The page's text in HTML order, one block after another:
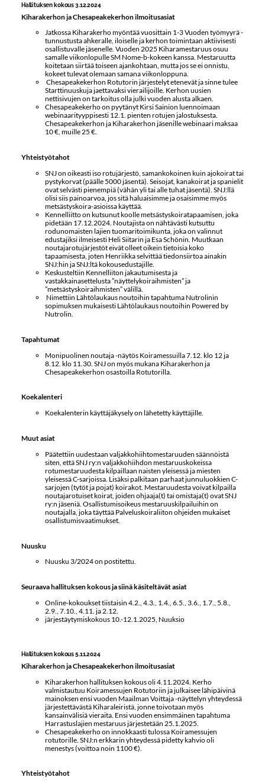
Hallituksen kokous 3.12.2024
Kiharakerhon ja Chesapeakekerhon ilmoitusasiat
Jatkossa Kiharakerho myöntää vuosittain 1-3 Vuoden työmyyrä -
tunnustusta ahkeralle, iloiselle ja kerhon toimintaan aktiivisesti
osallistuvalle jäsenelle. Vuoden 2025 Kiharamestaruus osuu
samalle viikonlopulle SM Nome-b-kokeen kanssa. Mestaruutta
koitetaan siirtää toiseen ajankohtaan, mutta jos se ei onnistu,
kokeet tulevat olemaan samana viikonloppuna.
Chesapeakekerhon Rotutorin järjestelyt etenevät ja sinne tulee
Starttinuuskuja jaettavaksi vierailijoille. Kerhon uusien
nettisivujen on tarkoitus olla julki vuoden alusta alkaen.
Chesapeakekerho on pyytänyt Kirsi Sainion luennoimaan
webinaarityyppisesti 12.1. pienten rotujen jalostuksesta.
Chesapeakekerhon ja Kiharakerhon jäsenille webinaari maksaa
10 €, muille 25 €.
Yhteistyötahot
SNJ on oikeasti iso rotujärjestö, samankokoinen kuin ajokoirat tai
pystykorvat (päälle 5000 jäsentä). Seisojat, kanakoirat ja spanielit
ovat selvästi pienempiä (vähän yli tai alle tuhat jäsentä). SNJ:llä
olisi siis painoarvoa, jos sitä haluaisimme ja osaisimme myös
metsästyskoira-asioissa käyttää.
Kennelliitto on kutsunut koolle metsästyskoiratapaamisen, joka
pidetään 17.12.2024. Noutajista on nähtävästi kutsuttu
rodunomaisten lajien tuomaritoimikunta, joka on valinnut
edustajiksi ilmeisesti Heli Siitarin ja Esa Schönin. Muutkaan
noutajarotujärjestöt eivät olleet oikein tietoisia koko
tapaamisesta, joten Henriikka selvittää tiedonsiirtoa ainakin
SNJ:hin ja SNJ:ltä kokousedustajille.
Keskusteltiin Kennelliiton jakautumisesta ja
vastakkainasettelusta ”näyttelykoiraihmisten” ja
”metsästyskoiraihmisten” välillä.
Nimettiin Lähtölaukaus noutoihin tapahtuma Nutrolinin
sopimuksen mukaisesti Lähtölaukaus noutoihin Powered by
Nutrolin.
Tapahtumat
Monipuolinen noutaja -näytös Koiramessuilla 7.12. klo 12 ja
8.12. klo 11.30. SNJ on myös mukana Kiharakerhon ja
Chesapeakekerhon osastoilla Rotutorilla.
Koekalenteri
Koekalenterin käyttäjäkysely on lähetetty käyttäjille.
Muut asiat
Päätettiin uudestaan valjakkohiihtomestaruuden säännöistä
siten, että SNJ ry:n valjakkohiihdon mestaruuskokeissa
rotumestaruudesta kilpaillaan naisten yleisessä ja miesten
yleisessä C-sarjoissa. Lisäksi palkitaan parhaat junnuluokkien C-
sarjojen (tytöt ja pojat) koirakot. Mestaruudesta voivat kilpailla
noutajarotuiset koirat, joiden ohjaaja(t) tai omistaja(t) ovat SNJ
ry:n jäseniä. Osallistumisoikeus mestaruuskilpailuihin on
noutajalla, joka täyttää Palveluskoiraliiton ohjeiden mukaiset
osallistumisvaatimukset.
Nuusku
Nuusku 3/2024 on postitettu.
Seuraava hallituksen kokous ja siinä käsiteltävät asiat
Online-kokoukset tiistaisin 4.2., 4.3., 1.4., 6.5., 3.6., 1.7., 5.8.,
2.9., 7.10., 4.11. ja 2.12.
järjestäytymiskokous 10.-12.1.2025, Nuuksio
Hallituksen kokous 5.11.2024
Kiharakerhon ja Chesapeakekerhon ilmoitusasiat
Kiharakerhon hallituksen kokous oli 4.11.2024. Kerho
valmistautuu Koiramessujen Rotutoriin ja julkaisee lähipäivinä
mainoksen ensi vuoden Maailman Voittaja -näyttelyn yhteydessä
järjestettävästä Kiharaleiristä, jonne toivotaan myös
kansainvälisiä vieraita. Ensi vuoden ensimmäinen tapahtuma
Harrastuslajien mestaruus järjestetään 25.1.2025.
Chesapeakekerho on innokkaasti tulossa Koiramessujen
rotutorille. SNJ:n erkkarin yhteydessä pidetty kahvio oli
menestys (voittoa noin 1100 €).
Yhteistyötahot